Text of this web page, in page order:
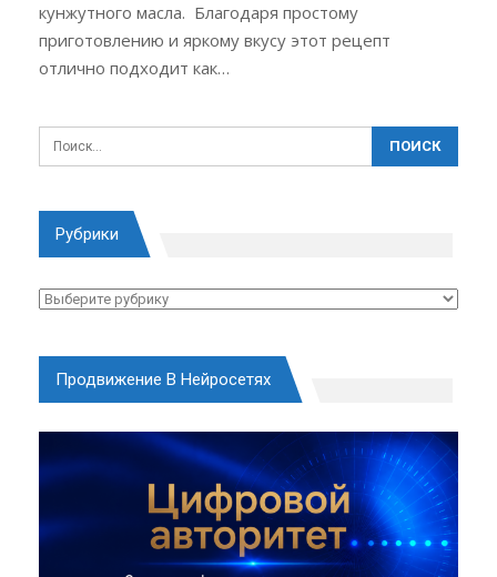
кунжутного масла. Благодаря простому
приготовлению и яркому вкусу этот рецепт
отлично подходит как…
Рубрики
Рубрики
Продвижение В Нейросетях